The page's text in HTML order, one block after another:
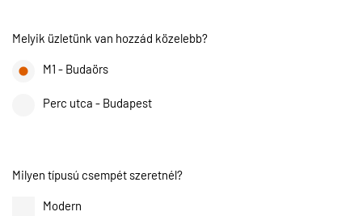
Melyik üzletünk van hozzád közelebb?
M1 - Budaörs
Perc utca - Budapest
Milyen típusú csempét szeretnél?
Modern